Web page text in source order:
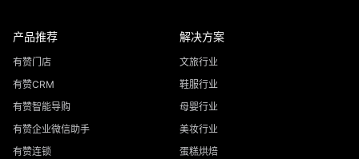
产品推荐
有赞门店
有赞CRM
有赞智能导购
有赞企业微信助手
有赞连锁
解决方案
文旅行业
鞋服行业
母婴行业
美妆行业
蛋糕烘焙